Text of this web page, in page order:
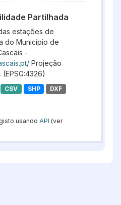
Partilhada
estações de
do Município de
-
Projeção
CSV SHP
DXF
usando API (ver